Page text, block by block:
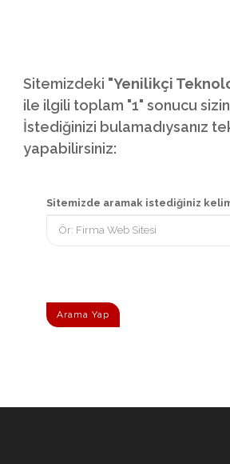
Sitemizdeki "Yenilikçi
ile ilgili toplam "1" sonucu
İstediğinizi bulamadıysanız
yapabilirsiniz:
Sitemizde aramak istediğiniz
Arama Yap